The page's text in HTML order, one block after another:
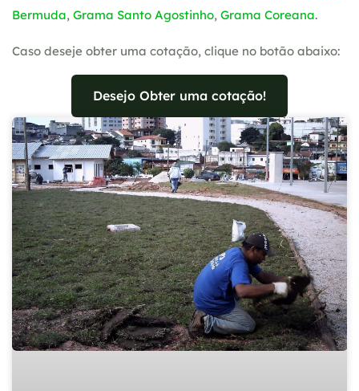
Bermuda, Grama Santo Agostinho, Grama Coreana.
Caso deseje obter uma cotação, clique no botão abaixo:
Desejo Obter uma cotação!